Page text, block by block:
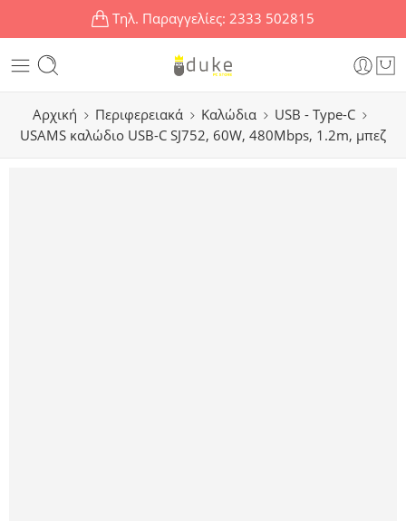
Τηλ. Παραγγελίες: 2333 502815
Αρχική Περιφερειακά Καλώδια
USB - Type-C
USAMS καλώδιο USB-C SJ752, 60W, 480Mbps, 1.2m, μπεζ